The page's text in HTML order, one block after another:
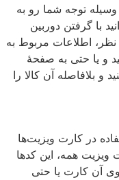
توجه شما رو به
با گرفتن دوربین
اطلاعات مربوط به
و یا حتی به صفحهٔ
بلافاصله آن کالا را
در کارت ویزیت‌ها
ویزیت همه، این کدها
آن کارت یا حتی